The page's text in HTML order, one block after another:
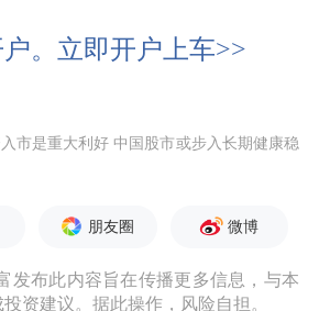
。立即开户上车>>
市是重大利好 中国股市或步入长期健康稳
朋友圈 微博
发布此内容旨在传播更多信息，与本
资建议。据此操作，风险自担。